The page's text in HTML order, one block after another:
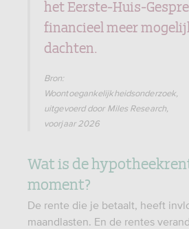
het Eerste-Huis-
financieel meer
dachten.
Bron:
Woontoegankelijkheidsonderzoek,
uitgevoerd door Miles Research,
voorjaar 2026
Wat is de
moment?
De rente die je betaalt, heeft
maandlasten. En de rentes